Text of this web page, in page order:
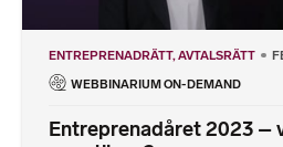
ENTREPRENADRÄTT AVTALSRÄTT
WEBBINARIUM ON-DEMAND
Entreprenadåret 2023 –